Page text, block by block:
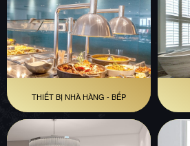
THIẾT BỊ NHÀ HÀNG - BẾP